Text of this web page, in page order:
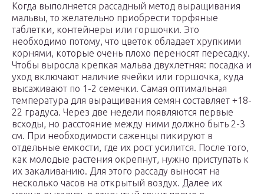
Когда выполняется рассадный метод выращивания
мальвы, то желательно приобрести торфяные
таблетки, контейнеры или горшочки. Это
необходимо потому, что цветок обладает хрупкими
корнями, которые очень плохо переносят пересадку.
Чтобы выросла крепкая мальва двухлетняя: посадка и
уход включают наличие ячейки или горшочка, куда
высаживают по 1-2 семечки. Самая оптимальная
температура для выращивания семян составляет +18-
22 градуса. Через две недели появляются первые
всходы, но расстояние между ними должно быть 2-3
см. При необходимости саженцы пикируют в
отдельные емкости, где их рост усилится. После того,
как молодые растения окрепнут, нужно приступать к
их закаливанию. Для этого рассаду выносят на
несколько часов на открытый воздух. Далее их